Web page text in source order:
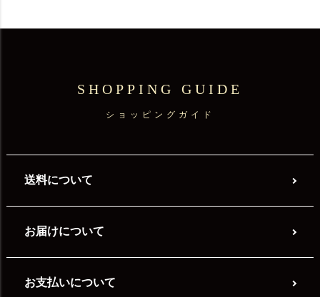
SHOPPING GUIDE
ショッピングガイド
送料について
お届けについて
お支払いについて